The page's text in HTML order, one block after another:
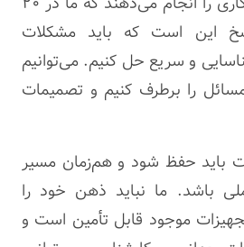
این است که باید مشکلات
و سریع حل کنیم. می‌توانیم
را برطرف کنیم و تصمیمات
حفظ شود و هم‌زمان مسیر
باشد. ما نباید ذهن خود را
موجود قابل تأمین است و